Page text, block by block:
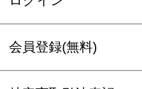
会員登録(無料)